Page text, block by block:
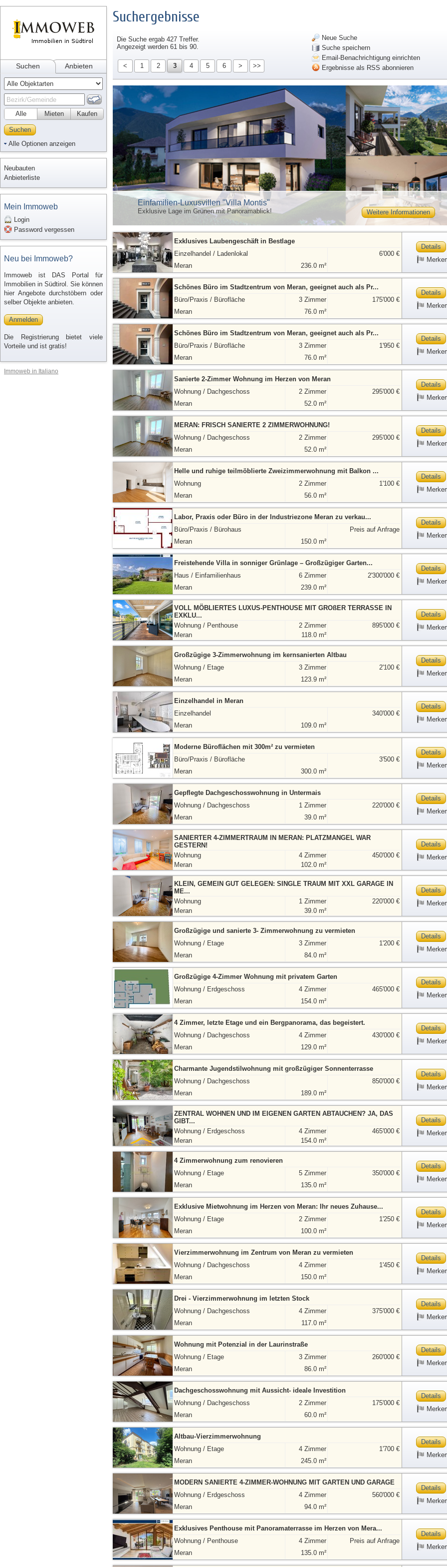
Suchen Anbieten
Alle Kaufen
Mieten
Suchen
Alle Optionen anzeigen
Neubauten
Anbieterliste
Mein Immoweb
Login
Password vergessen
Neu bei Immoweb?
Immoweb ist DAS Portal für
Immobilien in Südtirol. Sie können
hier Angebote durchstöbern oder
selber Objekte anbieten.
Anmelden
Die Registrierung bietet viele
Vorteile und ist gratis!
Immoweb in Italiano
Suchergebnisse
Neue Suche
Suche speichern
Email-Benachrichtigung einrichten
Ergebnisse als RSS abonnieren
Die Suche ergab 427 Treffer.
Angezeigt werden 61 bis 90.
< 1 2 3 4 5 6 > >>
Einfamilien-Luxusvillen "Villa Montis"
Exklusive Lage im Grünen mit Panoramablick! Weitere Informationen
Exklusives Laubengeschäft in Bestlage
Einzelhandel / Ladenlokal
6'000 €
Meran
236.0 m²
Details
Schönes Büro im Stadtzentrum von Meran, geeignet auch als Pr...
Büro/Praxis / Bürofläche
3 Zimmer
175'000 €
Meran
76.0 m²
Details
Schönes Büro im Stadtzentrum von Meran, geeignet auch als Pr...
Büro/Praxis / Bürofläche
3 Zimmer
1'950 €
Meran
76.0 m²
Details
Sanierte 2-Zimmer Wohnung im Herzen von Meran
Wohnung / Dachgeschoss
2 Zimmer
295'000 €
Meran
52.0 m²
Details
MERAN: FRISCH SANIERTE 2 ZIMMERWOHNUNG!
Wohnung / Dachgeschoss
2 Zimmer
295'000 €
Meran
52.0 m²
Details
Helle und ruhige teilmöblierte Zweizimmerwohnung mit Balkon ...
Wohnung
2 Zimmer
1'100 €
Meran
56.0 m²
Details
Labor, Praxis oder Büro in der Industriezone Meran zu verkau...
Büro/Praxis / Bürohaus
Preis auf Anfrage
Meran
150.0 m²
Details
Freistehende Villa in sonniger Grünlage – Großzügiger Garten...
Haus / Einfamilienhaus
6 Zimmer
2'300'000 €
Meran
239.0 m²
Details
VOLL MÖBLIERTES LUXUS-PENTHOUSE MIT GROßER TERRASSE IN
EXKLU...
Wohnung / Penthouse
2 Zimmer
895'000 €
Meran
118.0 m²
Details
Großzügige 3-Zimmerwohnung im kernsanierten Altbau
Wohnung / Etage
3 Zimmer
2'100 €
Meran
123.9 m²
Details
Einzelhandel in Meran
Einzelhandel
340'000 €
Meran
109.0 m²
Details
Moderne Büroflächen mit 300m² zu vermieten
Büro/Praxis / Bürofläche
3'500 €
Meran
300.0 m²
Details
Gepflegte Dachgeschosswohnung in Untermais
Wohnung / Dachgeschoss
1 Zimmer
220'000 €
Meran
39.0 m²
Details
SANIERTER 4-ZIMMERTRAUM IN MERAN: PLATZMANGEL WAR
GESTERN!
Wohnung
4 Zimmer
450'000 €
Meran
102.0 m²
Details
KLEIN, GEMEIN GUT GELEGEN: SINGLE TRAUM MIT XXL GARAGE IN
ME...
Wohnung
1 Zimmer
220'000 €
Meran
39.0 m²
Details
Großzügige und sanierte 3- Zimmerwohnung zu vermieten
Wohnung / Etage
3 Zimmer
1'200 €
Meran
84.0 m²
Details
Großzügige 4-Zimmer Wohnung mit privatem Garten
Wohnung / Erdgeschoss
4 Zimmer
465'000 €
Meran
154.0 m²
Details
4 Zimmer, letzte Etage und ein Bergpanorama, das begeistert.
Wohnung / Dachgeschoss
4 Zimmer
430'000 €
Meran
129.0 m²
Details
Charmante Jugendstilwohnung mit großzügiger Sonnenterrasse
Wohnung / Dachgeschoss
850'000 €
Meran
189.0 m²
Details
ZENTRAL WOHNEN UND IM EIGENEN GARTEN ABTAUCHEN? JA, DAS
GIBT...
Wohnung / Erdgeschoss
4 Zimmer
465'000 €
Meran
154.0 m²
Details
4 Zimmerwohnung zum renovieren
Wohnung / Etage
5 Zimmer
350'000 €
Meran
135.0 m²
Details
Exklusive Mietwohnung im Herzen von Meran: Ihr neues Zuhause...
Wohnung / Etage
2 Zimmer
1'250 €
Meran
100.0 m²
Details
Vierzimmerwohnung im Zentrum von Meran zu vermieten
Wohnung / Dachgeschoss
4 Zimmer
1'450 €
Meran
150.0 m²
Details
Drei - Vierzimmerwohnung im letzten Stock
Wohnung / Dachgeschoss
4 Zimmer
375'000 €
Meran
117.0 m²
Details
Wohnung mit Potenzial in der Laurinstraße
Wohnung / Etage
3 Zimmer
260'000 €
Meran
86.0 m²
Details
Dachgeschosswohnung mit Aussicht- ideale Investition
Wohnung / Dachgeschoss
2 Zimmer
175'000 €
Meran
60.0 m²
Details
Altbau-Vierzimmerwohnung
Wohnung / Etage
4 Zimmer
1'700 €
Meran
245.0 m²
Details
MODERN SANIERTE 4-ZIMMER-WOHNUNG MIT GARTEN UND GARAGE
Wohnung / Erdgeschoss
4 Zimmer
560'000 €
Meran
94.0 m²
Details
Exklusives Penthouse mit Panoramaterrasse im Herzen von Mera...
Wohnung / Penthouse
4 Zimmer
Preis auf Anfrage
Meran
135.0 m²
Details